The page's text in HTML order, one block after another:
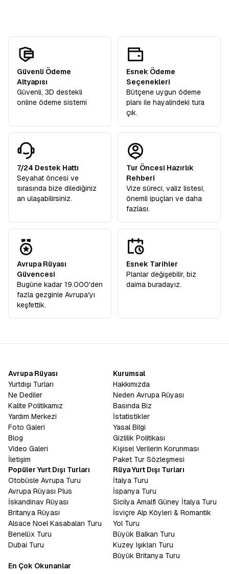
Güvenli Ödeme
Altyapısı
Güvenli, 3D destekli
online ödeme sistemi
Esnek Ödeme
Seçenekleri
Bütçene uygun ödeme
planı ile hayalindeki tura
çık.
7/24 Destek Hattı
Seyahat öncesi ve
sırasında bize dilediğiniz
an ulaşabilirsiniz.
Tur Öncesi Hazırlık
Rehberi
Vize süreci, valiz listesi,
önemli ipuçları ve daha
fazlası.
Avrupa Rüyası
Güvencesi
Bugüne kadar 19.000'den
fazla gezginle Avrupa'yı
keşfettik.
Esnek Tarihler
Planlar değişebilir, biz
daima buradayız.
Avrupa Rüyası
Yurtdışı Turları
Ne Dediler
Kalite Politikamız
Yardım Merkezi
Foto Galeri
Blog
Video Galeri
İletişim
Kurumsal
Hakkımızda
Neden Avrupa Rüyası
Basında Biz
İstatistikler
Yasal Bilgi
Gizlilik Politikası
Kişisel Verilerin Korunması
Paket Tur Sözleşmesi
Popüler Yurt Dışı Turları
Otobüsle Avrupa Turu
Avrupa Rüyası Plus
İskandinav Rüyası
Britanya Rüyası
Alsace Noel Kasabaları Turu
Benelüx Turu
Dubai Turu
Rüya Yurt Dışı Turları
İtalya Turu
İspanya Turu
Sicilya Amalfi Güney İtalya Turu
İsviçre Alp Köyleri & Romantik
Yol Turu
Büyük Balkan Turu
Kuzey Işıkları Turu
Büyük Britanya Turu
En Çok Okunanlar